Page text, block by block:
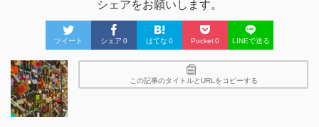
シェアをお願いします。
ツイート シェア 0 はてな 0 Pocket0 LINEで送る
この記事のタイトルとURLをコピーする